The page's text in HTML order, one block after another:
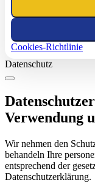
Cookies-Richtlinie
Datenschutz
Verwendung
Wir nehmen den
behandeln Ihre
entsprechend der
Datenschutzerklärung.